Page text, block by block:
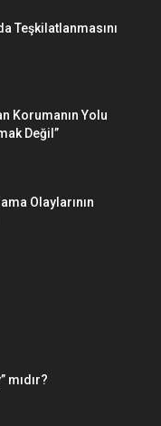
Teşkilatlanmasını
Korumanın Yolu
Değil”
Olaylarının
mıdır?